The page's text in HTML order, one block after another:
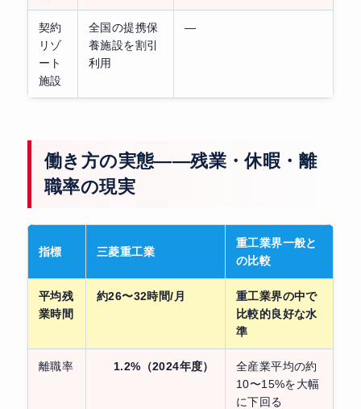
契約
リゾ
ート
施設
全国の提携保
養施設を割引
利用
—
働き方の実態——残業・休暇・離
職率の現実
指標 三菱重工業
重工業界一般と
の比較
平均残
業時間
約26〜32時間/月
重工業界の中で
比較的良好な水
準
離職率 1.2%（2024年度）
全産業平均の約
10〜15%を大幅
に下回る